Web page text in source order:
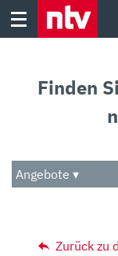
Skip
Audio
Das Beste
Finden
Angebote ▾
Zurück zu